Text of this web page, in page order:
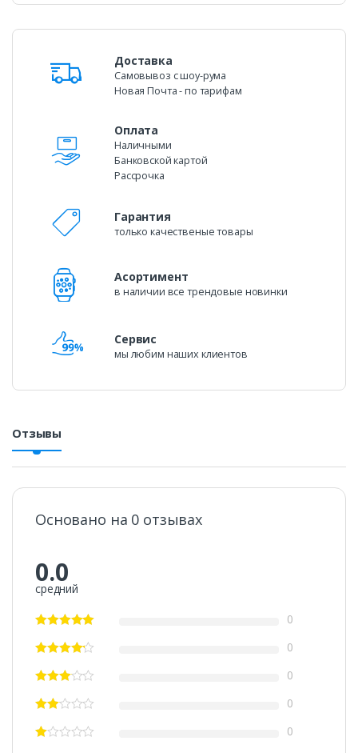
Доставка
Самовывоз c шоу-рума
Новая Почта - по тарифам
Оплата
Наличными
Банковской картой
Рассрочка
Гарантия
только качественые товары
Асортимент
в наличии все трендовые новинки
Сервис
мы любим наших клиентов
Отзывы
Основано на 0 отзывах
0.0
средний
0
0
0
0
0